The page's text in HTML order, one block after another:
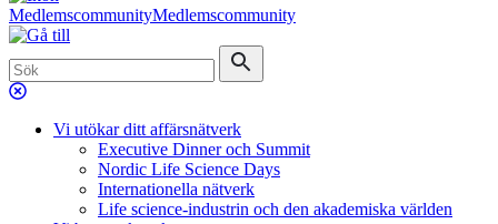
MedlemscommunityMedlemscommunity
Vi utökar ditt affärsnätverk
Executive Dinner och Summit
Nordic Life Science Days
Internationella nätverk
Life science-industrin och den akademiska världen